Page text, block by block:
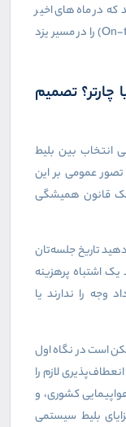
که در ماه‌های اخیر
On-) را در مسیر یزد
چارتر؟ تصمیم
انتخاب بین بلیط
عمومی بر این
یک قانون همیشگی
تاریخ جلسه‌تان
یک اشتباه پرهزینه
وجه را ندارند یا
است در نگاه اول
لازم را
کشوری، و
بلیط سیستمی